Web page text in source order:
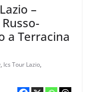
a Terracina
, Ics Tour Lazio,